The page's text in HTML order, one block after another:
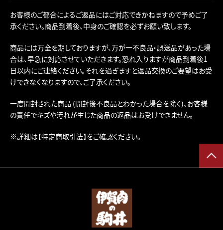
お客様のご都合によるご返品にはご対応できかねますので予めご了
承ください。商品到着後、中身のご確認を必ずお願い致します。
商品には万全を期しておりますが、万が一不良品・誤送品があった場
合は、早急に対応させていただきます。恐れ入りますが商品到着後1
日以内にご連絡ください。それを過ぎますと返品交換のご要望はお受
けできなくなりますので、ご了承ください。
一度開封された商品 (開封後不良品とわかった場合を除く)、お客様
の責任でキズや汚れが生じた商品の返品はお受けできません。
※詳細は【特定商取引法】をご確認ください。